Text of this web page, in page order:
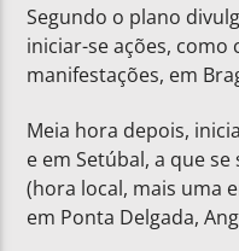
Segundo o plano
iniciar-se ações, como
manifestações, em
Meia hora depois,
e em Setúbal, a que
(hora local, mais uma
em Ponta Delgada,